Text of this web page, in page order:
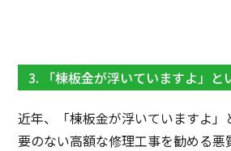
3. 「棟板金が浮いていますよ」と
近年、「棟板金が浮いていますよ」
要のない高額な修理工事を勧める